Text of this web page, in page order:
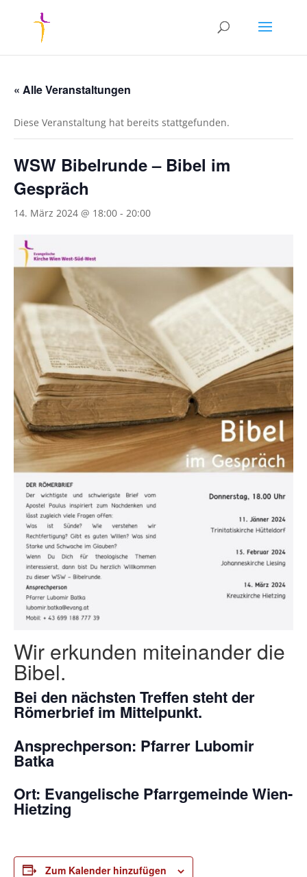
« Alle Veranstaltungen
Diese Veranstaltung hat bereits stattgefunden.
WSW Bibelrunde – Bibel im
Gespräch
14. März 2024 @ 18:00 - 20:00
Wir erkunden miteinander die
Bibel.
Bei den nächsten Treffen steht der
Römerbrief im Mittelpunkt.
Ansprechperson: Pfarrer Lubomir
Batka
Ort: Evangelische Pfarrgemeinde Wien-
Hietzing
Zum Kalender hinzufügen